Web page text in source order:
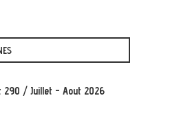
290 / Juillet - Aout 2026